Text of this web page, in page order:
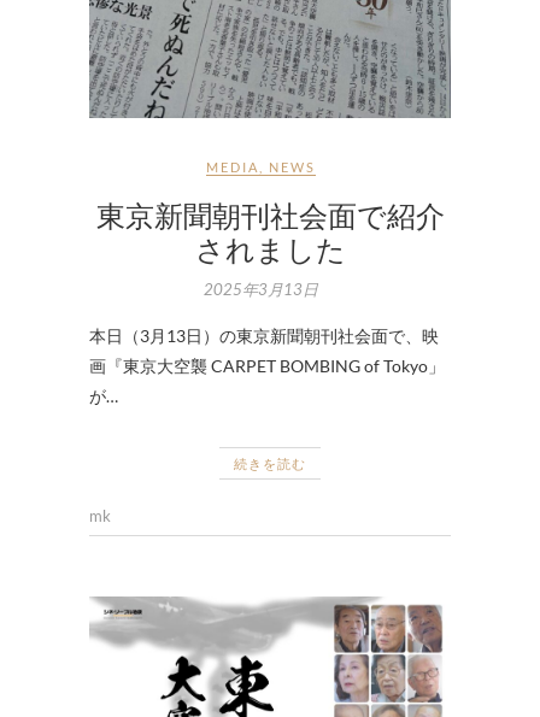
MEDIA NEWS
東京新聞朝刊社会面で紹介
されました
2025年3月13日
本日（3月13日）の東京新聞朝刊社会面で、映
画『東京大空襲 CARPET BOMBING of Tokyo」
が…
続きを読む
mk